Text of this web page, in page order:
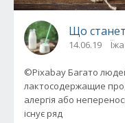
Що
14.06.19
©Pixabay Багато
лактосодержащие
алергія або
існує ряд